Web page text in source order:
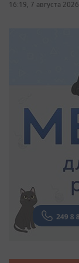
16:19, 7 августа 2026